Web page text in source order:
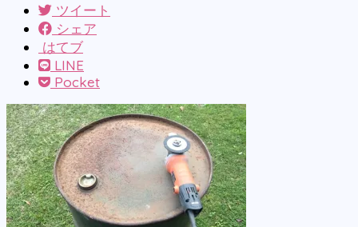
ツイート
シェア
はてブ
LINE
Pocket